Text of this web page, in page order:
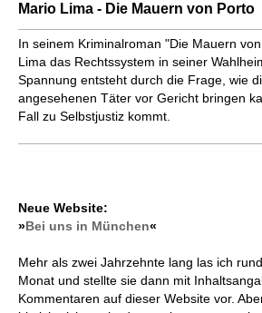
Mario Lima - Die Mauern von Porto
In seinem Kriminalroman "Die Mauern
Lima das Rechtssystem in seiner
Spannung entsteht durch die Frage, wie
angesehenen Täter vor Gericht bringen
Fall zu Selbstjustiz kommt.
Neue Website:
»Bei uns in München«
Mehr als zwei Jahrzehnte lang las ich
Monat und stellte sie dann mit
Kommentaren auf dieser Website vor.